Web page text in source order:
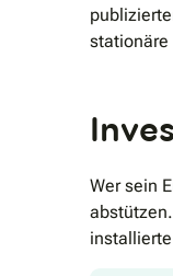
stationäre
Wer sein